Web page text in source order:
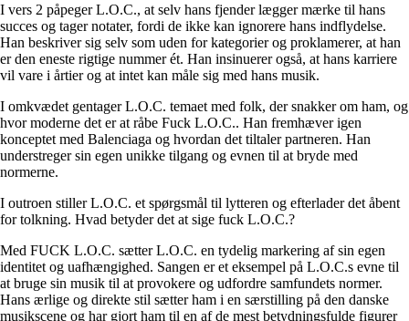
I vers 2 påpeger L.O.C., at selv hans fjender lægger mærke til hans
succes og tager notater, fordi de ikke kan ignorere hans indflydelse.
Han beskriver sig selv som uden for kategorier og proklamerer, at han
er den eneste rigtige nummer ét. Han insinuerer også, at hans karriere
vil vare i årtier og at intet kan måle sig med hans musik.
I omkvædet gentager L.O.C. temaet med folk, der snakker om ham, og
hvor moderne det er at råbe Fuck L.O.C.. Han fremhæver igen
konceptet med Balenciaga og hvordan det tiltaler partneren. Han
understreger sin egen unikke tilgang og evnen til at bryde med
normerne.
I outroen stiller L.O.C. et spørgsmål til lytteren og efterlader det åbent
for tolkning. Hvad betyder det at sige fuck L.O.C.?
Med FUCK L.O.C. sætter L.O.C. en tydelig markering af sin egen
identitet og uafhængighed. Sangen er et eksempel på L.O.C.s evne til
at bruge sin musik til at provokere og udfordre samfundets normer.
Hans ærlige og direkte stil sætter ham i en særstilling på den danske
musikscene og har gjort ham til en af de mest betydningsfulde figurer